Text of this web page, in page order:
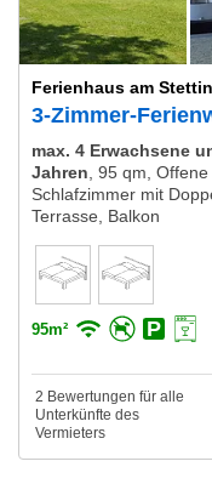
Ferienhaus am
3-Zimmer-
max. 4 Erwachsene
Jahren 95 qm,
Schlafzimmer mit
Terrasse, Balkon
95m²
2 Bewertungen für alle
Unterkünfte des
Vermieters